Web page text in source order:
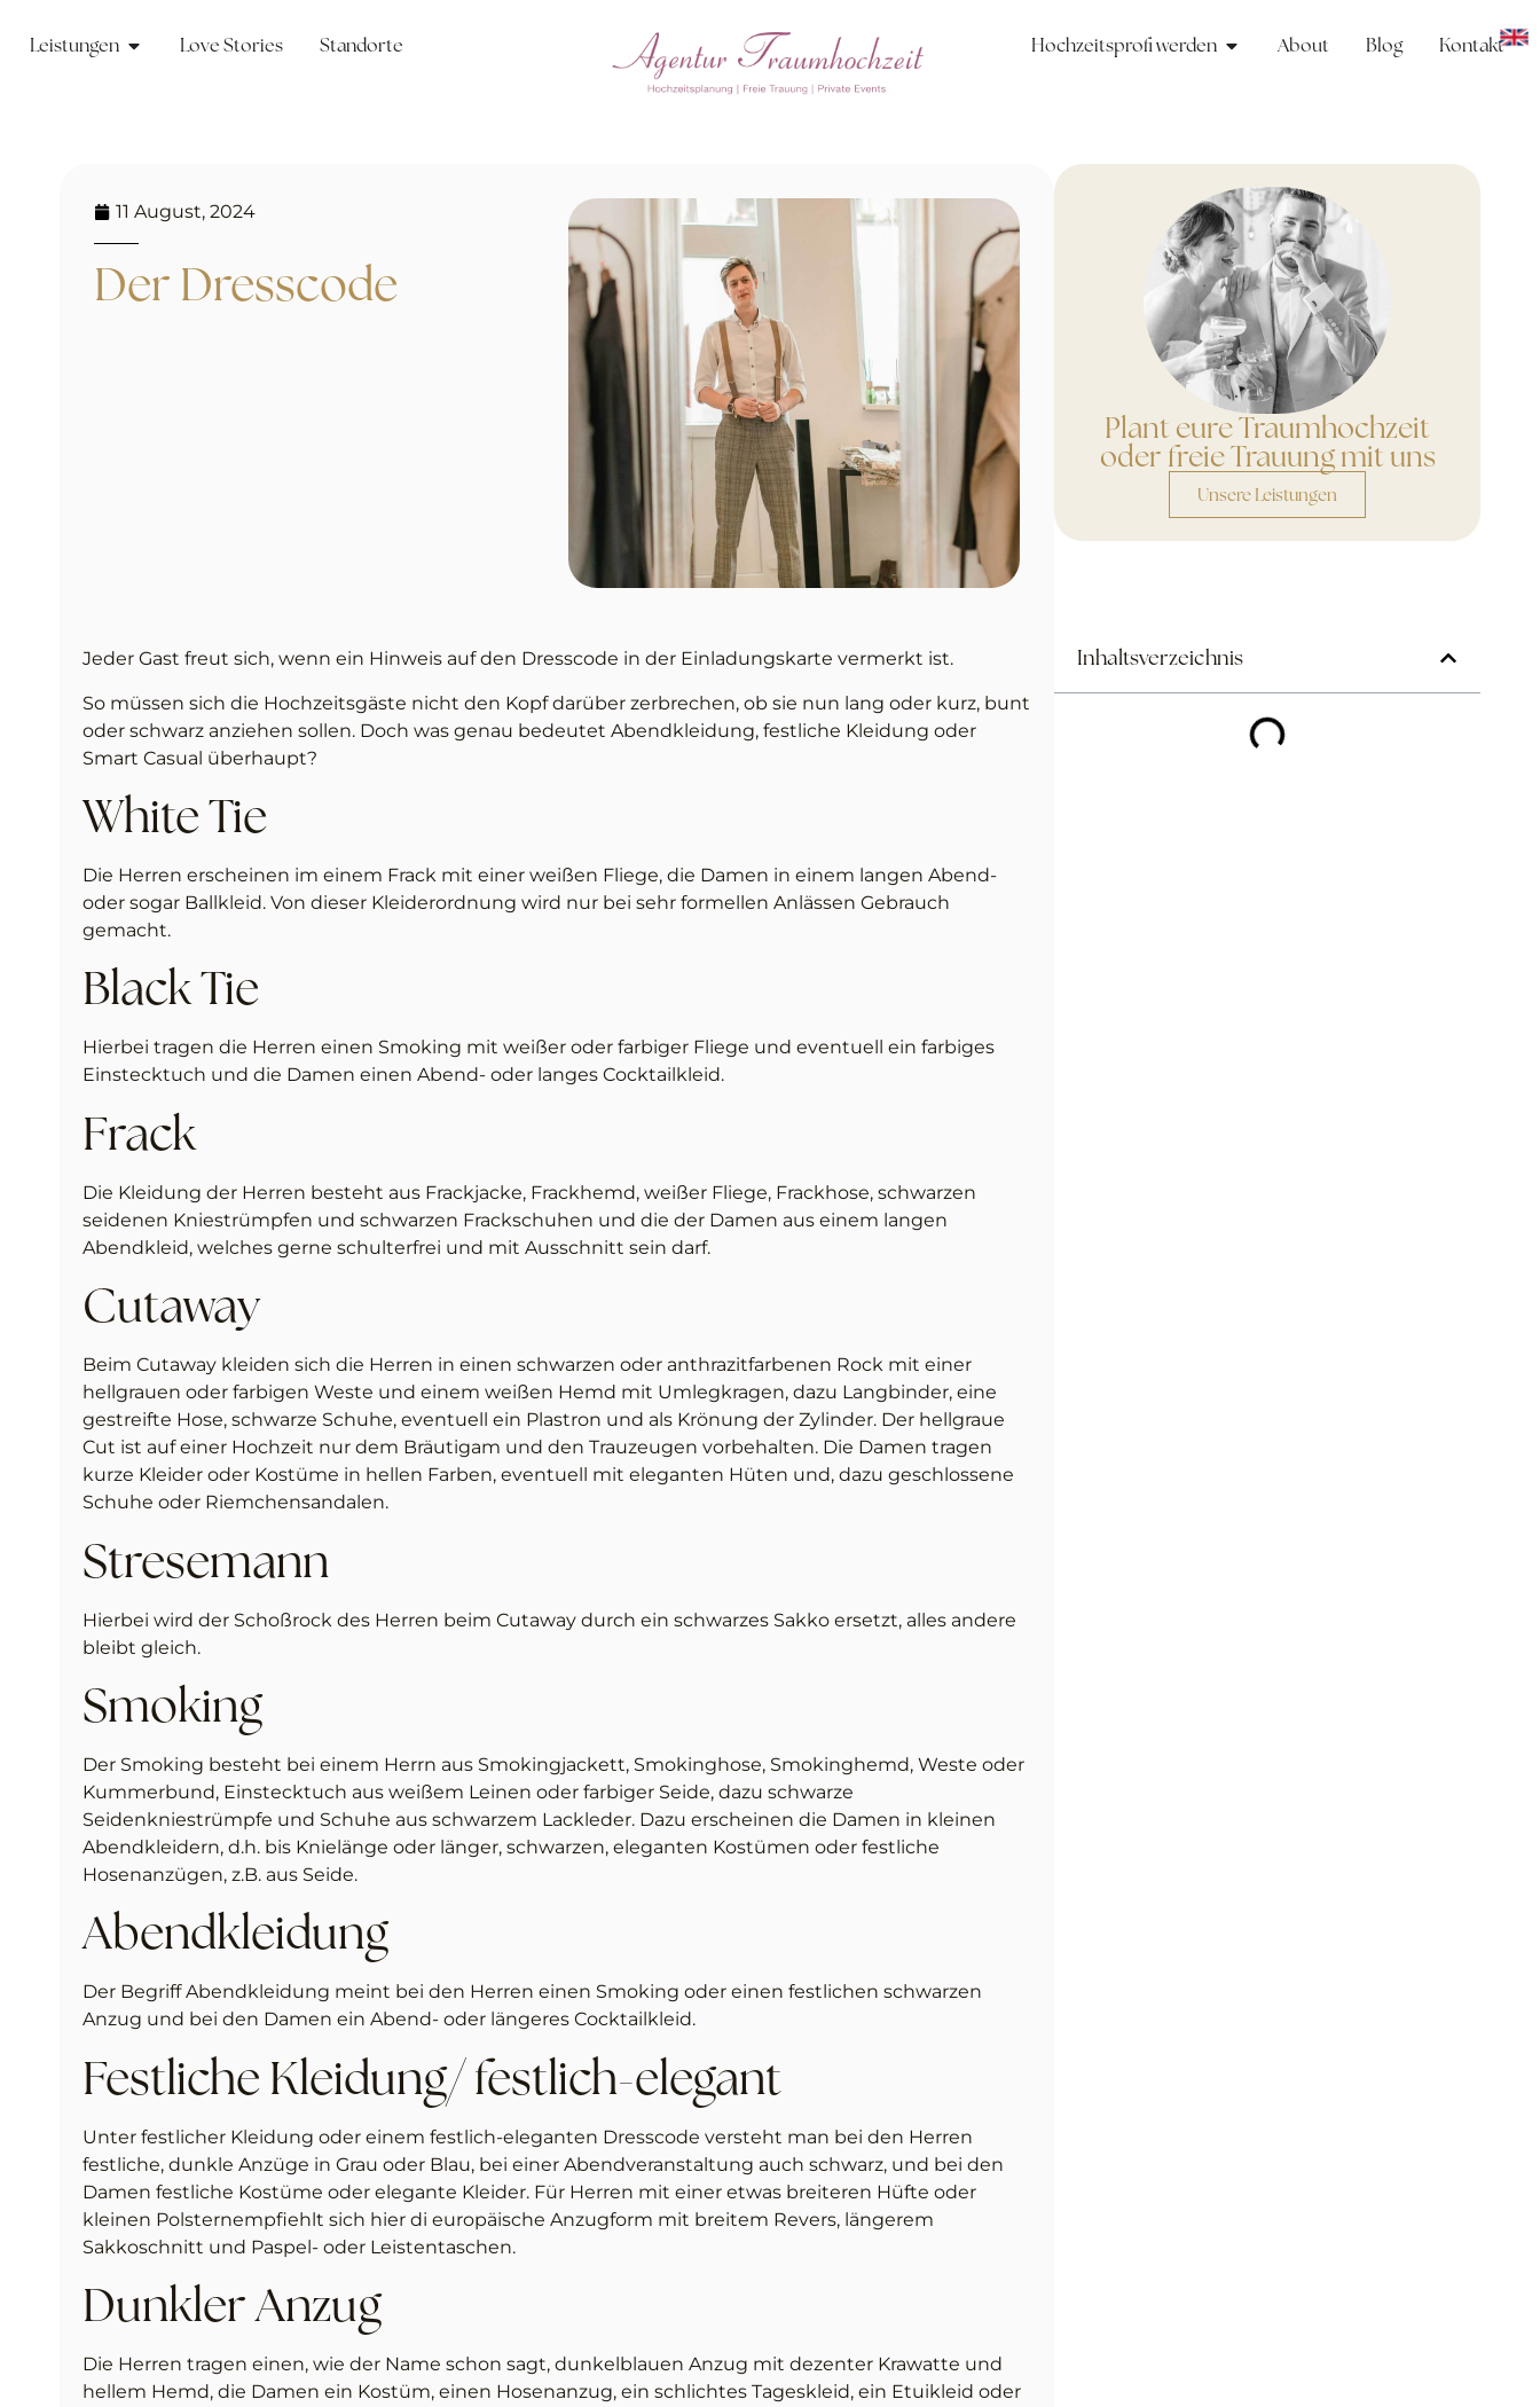
Leistungen Love Stories Standorte Hochzeitsprofi werden About Blog Kontakt
11 August, 2024
Der Dresscode
Plant eure Traumhochzeit
oder freie Trauung mit uns
Unsere Leistungen
Jeder Gast freut sich, wenn ein Hinweis auf den Dresscode in der Einladungskarte vermerkt ist.
So müssen sich die Hochzeitsgäste nicht den Kopf darüber zerbrechen, ob sie nun lang oder kurz, bunt
oder schwarz anziehen sollen. Doch was genau bedeutet Abendkleidung, festliche Kleidung oder
Smart Casual überhaupt?
White Tie
Die Herren erscheinen im einem Frack mit einer weißen Fliege, die Damen in einem langen Abend-
oder sogar Ballkleid. Von dieser Kleiderordnung wird nur bei sehr formellen Anlässen Gebrauch
gemacht.
Black Tie
Hierbei tragen die Herren einen Smoking mit weißer oder farbiger Fliege und eventuell ein farbiges
Einstecktuch und die Damen einen Abend- oder langes Cocktailkleid.
Frack
Die Kleidung der Herren besteht aus Frackjacke, Frackhemd, weißer Fliege, Frackhose, schwarzen
seidenen Kniestrümpfen und schwarzen Frackschuhen und die der Damen aus einem langen
Abendkleid, welches gerne schulterfrei und mit Ausschnitt sein darf.
Cutaway
Beim Cutaway kleiden sich die Herren in einen schwarzen oder anthrazitfarbenen Rock mit einer
hellgrauen oder farbigen Weste und einem weißen Hemd mit Umlegkragen, dazu Langbinder, eine
gestreifte Hose, schwarze Schuhe, eventuell ein Plastron und als Krönung der Zylinder. Der hellgraue
Cut ist auf einer Hochzeit nur dem Bräutigam und den Trauzeugen vorbehalten. Die Damen tragen
kurze Kleider oder Kostüme in hellen Farben, eventuell mit eleganten Hüten und, dazu geschlossene
Schuhe oder Riemchensandalen.
Stresemann
Hierbei wird der Schoßrock des Herren beim Cutaway durch ein schwarzes Sakko ersetzt, alles andere
bleibt gleich.
Smoking
Der Smoking besteht bei einem Herrn aus Smokingjackett, Smokinghose, Smokinghemd, Weste oder
Kummerbund, Einstecktuch aus weißem Leinen oder farbiger Seide, dazu schwarze
Seidenkniestrümpfe und Schuhe aus schwarzem Lackleder. Dazu erscheinen die Damen in kleinen
Abendkleidern, d.h. bis Knielänge oder länger, schwarzen, eleganten Kostümen oder festliche
Hosenanzügen, z.B. aus Seide.
Abendkleidung
Der Begriff Abendkleidung meint bei den Herren einen Smoking oder einen festlichen schwarzen
Anzug und bei den Damen ein Abend- oder längeres Cocktailkleid.
Festliche Kleidung/ festlich-elegant
Unter festlicher Kleidung oder einem festlich-eleganten Dresscode versteht man bei den Herren
festliche, dunkle Anzüge in Grau oder Blau, bei einer Abendveranstaltung auch schwarz, und bei den
Damen festliche Kostüme oder elegante Kleider. Für Herren mit einer etwas breiteren Hüfte oder
kleinen Polsternempfiehlt sich hier di europäische Anzugform mit breitem Revers, längerem
Sakkoschnitt und Paspel- oder Leistentaschen.
Dunkler Anzug
Die Herren tragen einen, wie der Name schon sagt, dunkelblauen Anzug mit dezenter Krawatte und
hellem Hemd, die Damen ein Kostüm, einen Hosenanzug, ein schlichtes Tageskleid, ein Etuikleid oder
Inhaltsverzeichnis